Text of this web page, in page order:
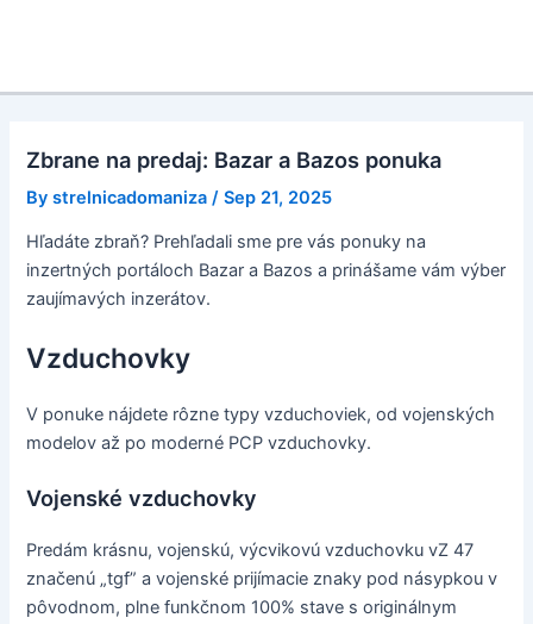
Zbrane na predaj: Bazar a Bazos ponuka
Bystrelnicadomaniza /Sep 21, 2025
Hľadáte zbraň? Prehľadali sme pre vás ponuky na
inzertných portáloch Bazar a Bazos a prinášame vám výber
zaujímavých inzerátov.
Vzduchovky
V ponuke nájdete rôzne typy vzduchoviek, od vojenských
modelov až po moderné PCP vzduchovky.
Vojenské vzduchovky
Predám krásnu, vojenskú, výcvikovú vzduchovku vZ 47
značenú „tgf” a vojenské prijímacie znaky pod násypkou v
pôvodnom, plne funkčnom 100% stave s originálnym